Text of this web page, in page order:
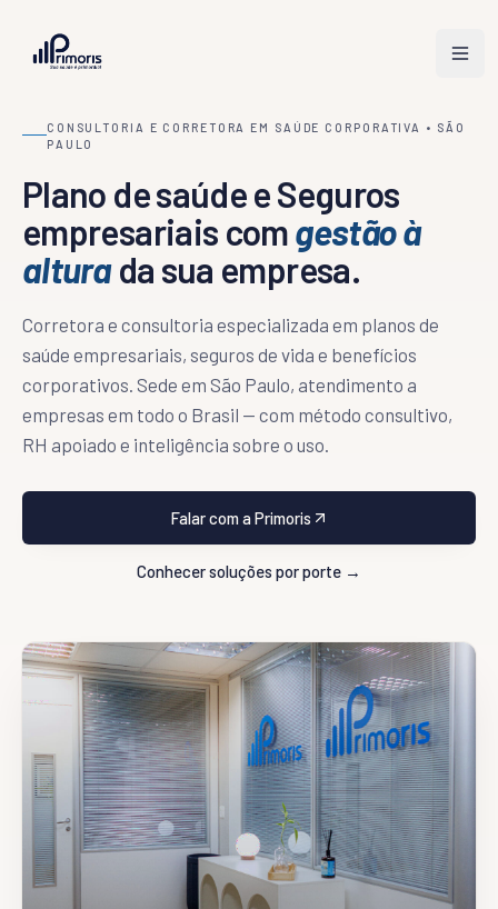
Visão geral
Pequenas empresas
Médias empresas
Operações estratégicas
Blog
Seja Parceiro
Contato
WhatsApp direto
+55 (11) 3888-4800
SEG A SEX • 8H30 ÀS 18H30
CONSULTORIA E CORRETORA EM SAÚDE CORPORATIVA • SÃO
PAULO
Plano de saúde e Seguros
empresariais comgestão à
altura da sua empresa.
Corretora e consultoria especializada em planos de
saúde empresariais, seguros de vida e benefícios
corporativos. Sede em São Paulo, atendimento a
empresas em todo o Brasil — com método consultivo,
RH apoiado e inteligência sobre o uso.
Falar com a Primoris
Conhecer soluções por porte →